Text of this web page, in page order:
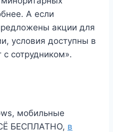
А если
акции для
условия доступны в
с сотрудником».
мобильные
БЕСПЛАТНО, в